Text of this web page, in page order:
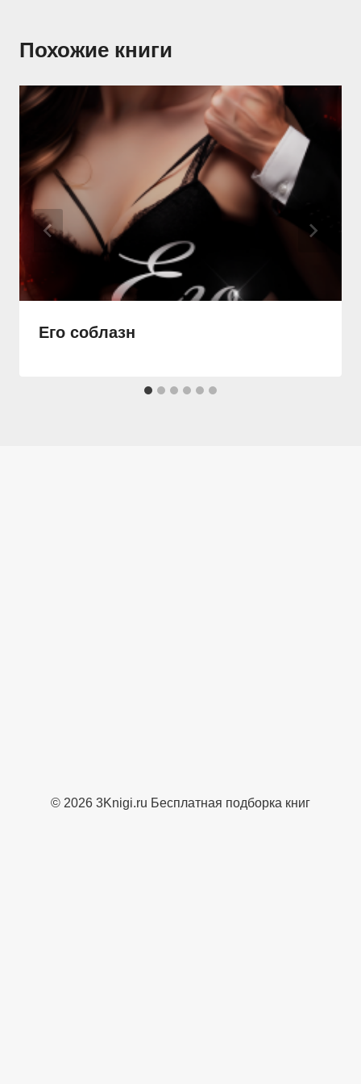
Похожие книги
Его соблазн
© 2026 3Knigi.ru Бесплатная подборка книг